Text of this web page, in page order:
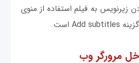
زیرنویس به فیلم استفاده از منوی